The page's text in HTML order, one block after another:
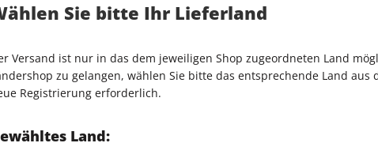
Zugriff auf alle Inhalte auf stern.de
digitalenstern-Ausgabe
kündbar
Sie bitte Ihr Lieferland
Versand ist nur in das dem jeweiligen Shop zugeordneten Land
zu gelangen, wählen Sie bitte das entsprechende Land aus
Registrierung erforderlich.
Land: